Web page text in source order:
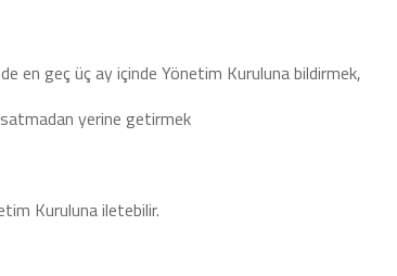
en geç üç ay içinde Yönetim Kuruluna bildirmek,
yerine getirmek
Kuruluna iletebilir.